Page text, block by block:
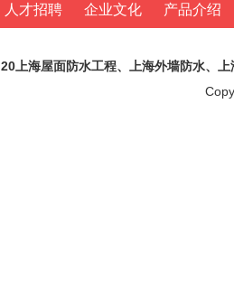
人才招聘 企业文化 产品介绍
20上海屋面防水工程、上海外墙防水、